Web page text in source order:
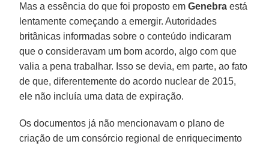
Mas a essência do que foi proposto emGenebra está
lentamente começando a emergir. Autoridades
britânicas informadas sobre o conteúdo indicaram
que o consideravam um bom acordo, algo com que
valia a pena trabalhar. Isso se devia, em parte, ao fato
de que, diferentemente do acordo nuclear de 2015,
ele não incluía uma data de expiração.
Os documentos já não mencionavam o plano de
criação de um consórcio regional de enriquecimento